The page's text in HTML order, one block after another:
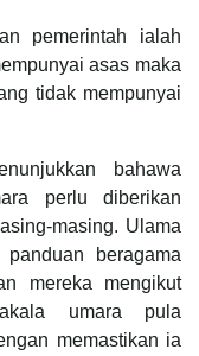
pemerintah ialah
asas maka
tidak mempunyai
bahawa
perlu diberikan
masing. Ulama
beragama
mereka mengikut
umara pula
memastikan ia